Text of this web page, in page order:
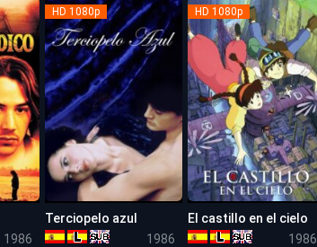
1986
HD 1080p
Terciopelo azul
1986
HD 1080p
El castillo en el cielo
1986